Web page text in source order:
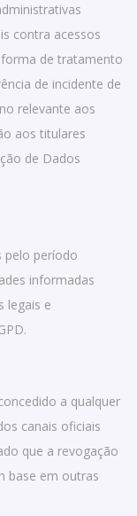
contra acessos
de tratamento
de incidente de
relevante aos
aos titulares
de Dados
pelo período
informadas
legais e
a qualquer
canais oficiais
que a revogação
base em outras